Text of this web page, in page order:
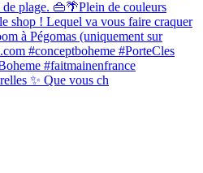
✨ Que vous ch